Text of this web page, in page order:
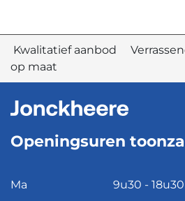
Kwalitatief aanbod
op maat
Openingsuren
Ma
9u30 - 18u30